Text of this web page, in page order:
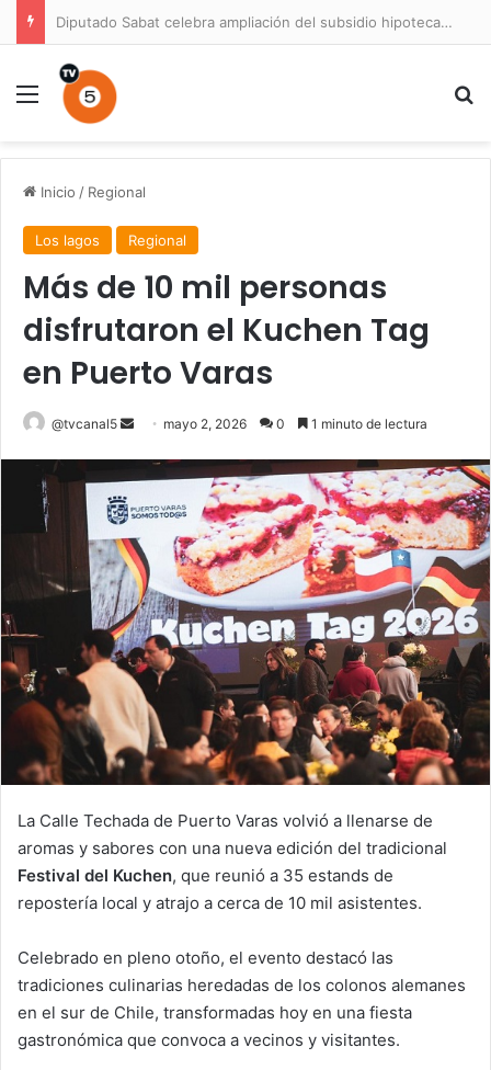
Diputado Sabat celebra ampliación del subsidio hipotecario con viviendas de hasta 6.000 UF
Menú
Inicio / Regional
Los lagos Regional
Más de 10 mil personas
disfrutaron el Kuchen Tag
en Puerto Varas
@tvcanal5
Send
email
mayo 2, 2026 0 1 minuto de lectura
La Calle Techada de Puerto Varas volvió a llenarse de
aromas y sabores con una nueva edición del tradicional
Festival del Kuchen, que reunió a 35 estands de
repostería local y atrajo a cerca de 10 mil asistentes.
Celebrado en pleno otoño, el evento destacó las
tradiciones culinarias heredadas de los colonos alemanes
en el sur de Chile, transformadas hoy en una fiesta
gastronómica que convoca a vecinos y visitantes.